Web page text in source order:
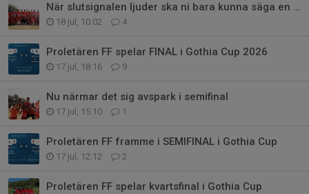
När slutsignalen ljuder ska ni bara kunna säga en sak: Vi gav allt.
18 jul, 10:02 4
Proletären FF spelar FINAL i Gothia Cup 2026
17 jul, 18:16 9
Nu närmar det sig avspark i semifinal
17 jul, 15:10 1
Proletären FF framme i SEMIFINAL i Gothia Cup
17 jul, 12:12 2
Proletären FF spelar kvartsfinal i Gothia Cup